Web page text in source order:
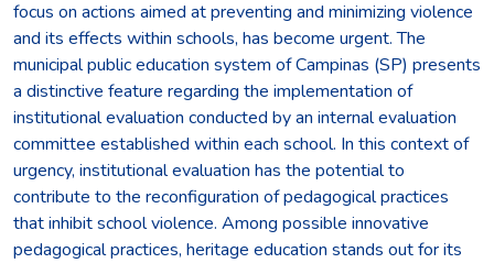
focus on actions aimed at preventing and minimizing violence
and its effects within schools, has become urgent. The
municipal public education system of Campinas (SP) presents
a distinctive feature regarding the implementation of
institutional evaluation conducted by an internal evaluation
committee established within each school. In this context of
urgency, institutional evaluation has the potential to
contribute to the reconfiguration of pedagogical practices
that inhibit school violence. Among possible innovative
pedagogical practices, heritage education stands out for its